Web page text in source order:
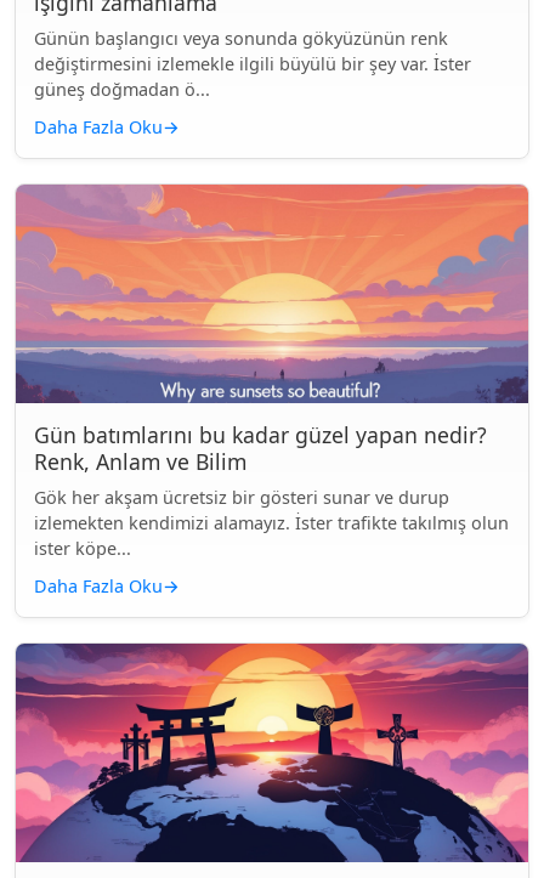
Günün başlangıcı veya sonunda gökyüzünün renk
değiştirmesini izlemekle ilgili büyülü bir şey var. İster
güneş doğmadan ö...
Daha Fazla Oku→
Gün batımlarını bu kadar güzel yapan nedir?
Renk, Anlam ve Bilim
Gök her akşam ücretsiz bir gösteri sunar ve durup
izlemekten kendimizi alamayız. İster trafikte takılmış olun
ister köpe...
Daha Fazla Oku→